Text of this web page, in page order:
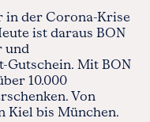
in der Corona-Krise
ist daraus BON
und
Mit BON
10.000
Von
Kiel bis München.